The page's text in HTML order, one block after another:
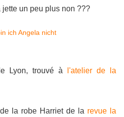
un peu plus non ???
Lyon, trouvé à
l'atelier de la
la robe Harriet de la revue la